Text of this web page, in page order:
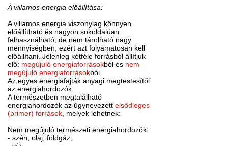
A villamos energia előállítása:
A villamos energia viszonylag könnyen
előállítható és nagyon sokoldalúan
felhasználható, de nem tárolható nagy
mennyiségben, ezért azt folyamatosan kell
előállítani. Jelenleg kétféle forrásból állítjuk
elő: megújuló energiaforrásokból és nem
megújuló energiaforrásokból.
Az egyes energiafajták anyagi megtestesítői
az energiahordozók.
A természetben megtalálható
energiahordozók az úgynevezettelsődleges
(primer) források, melyek lehetnek:
Nem megújuló természeti energiahordozók:
- szén, olaj, földgáz,